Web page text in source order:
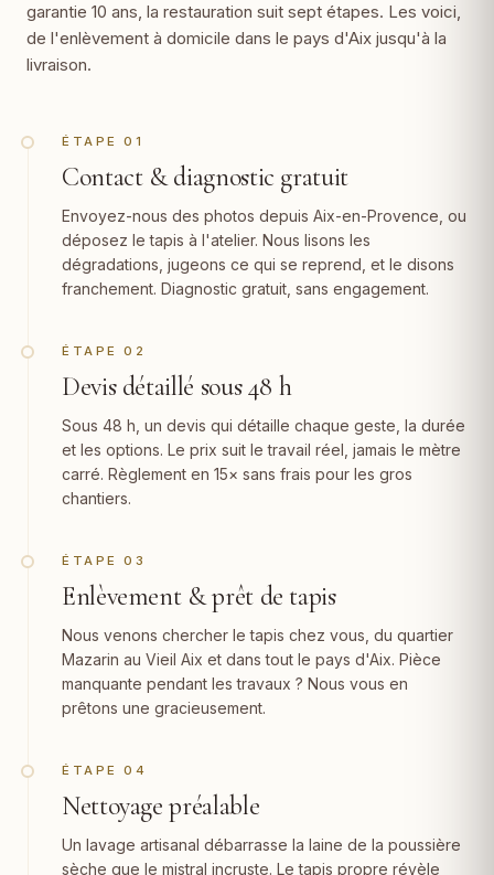
garantie 10 ans, la restauration suit sept étapes. Les voici,
de l'enlèvement à domicile dans le pays d'Aix jusqu'à la
livraison.
ÉTAPE 01
Contact & diagnostic gratuit
Envoyez-nous des photos depuis Aix-en-Provence, ou
déposez le tapis à l'atelier. Nous lisons les
dégradations, jugeons ce qui se reprend, et le disons
franchement. Diagnostic gratuit, sans engagement.
ÉTAPE 02
Devis détaillé sous 48 h
Sous 48 h, un devis qui détaille chaque geste, la durée
et les options. Le prix suit le travail réel, jamais le mètre
carré. Règlement en 15× sans frais pour les gros
chantiers.
ÉTAPE 03
Enlèvement & prêt de tapis
Nous venons chercher le tapis chez vous, du quartier
Mazarin au Vieil Aix et dans tout le pays d'Aix. Pièce
manquante pendant les travaux ? Nous vous en
prêtons une gracieusement.
ÉTAPE 04
Nettoyage préalable
Un lavage artisanal débarrasse la laine de la poussière
sèche que le mistral incruste. Le tapis propre révèle